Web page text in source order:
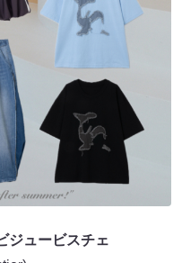
ジュービスチェ